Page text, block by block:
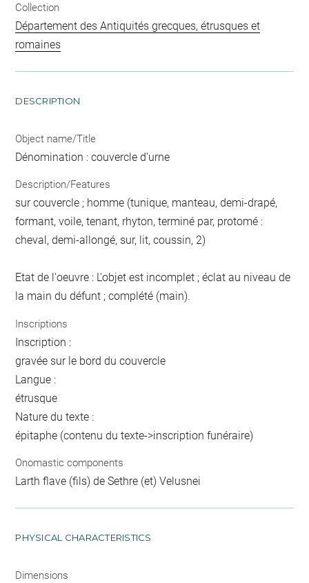
Collection
Département des Antiquités grecques, étrusques et
romaines
DESCRIPTION
Object name/Title
Dénomination : couvercle d'urne
Description/Features
sur couvercle ; homme (tunique, manteau, demi-drapé,
formant, voile, tenant, rhyton, terminé par, protomé :
cheval, demi-allongé, sur, lit, coussin, 2)
Etat de l'oeuvre : L'objet est incomplet ; éclat au niveau de
la main du défunt ; complété (main).
Inscriptions
Inscription :
gravée sur le bord du couvercle
Langue :
étrusque
Nature du texte :
épitaphe (contenu du texte->inscription funéraire)
Onomastic components
Larth flave (fils) de Sethre (et) Velusnei
PHYSICAL CHARACTERISTICS
Dimensions